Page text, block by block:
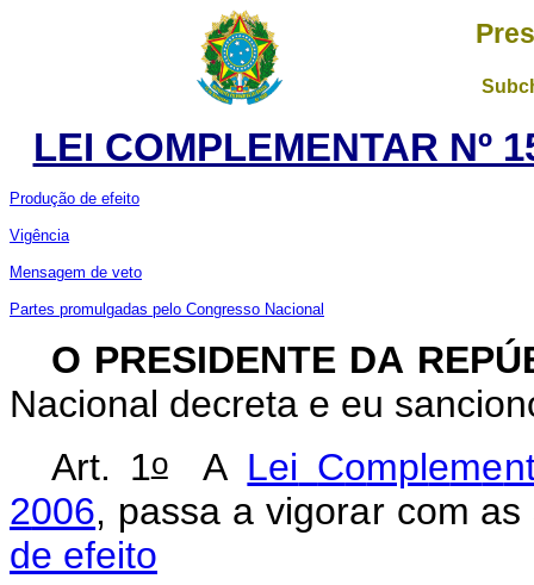
LEI COMPLEMENTAR Nº
Produção de efeito
Vigência
Mensagem de veto
Partes promulgadas pelo Congresso Nacional
O PRESIDENTE DA
Nacional decreta e eu
Art. 1oA Lei Compleme
2006, passa a vigorar com as
de efeito